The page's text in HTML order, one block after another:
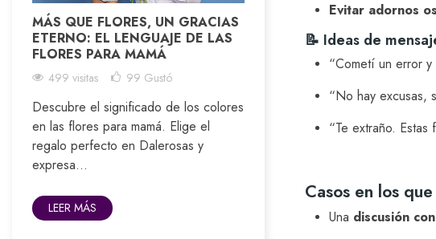
MÁS QUE FLORES, UN GRACIAS
ETERNO: EL LENGUAJE DE LAS
FLORES PARA MAMÁ
499 visitas 99 Gustó
Descubre el significado de los colores
en las flores para mamá. Elige el
regalo perfecto en Dalerosas y
expresa...
LEER MÁS
Evitar adornos
📝 Ideas de
“Cometí un error
“No hay excusas,
“Te extraño.
Casos en los
Una discusión